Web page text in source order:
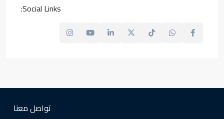
Social Links:
تواصل معنا